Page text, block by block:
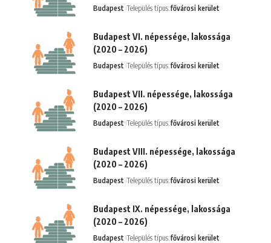
Budapest Település típus:fővárosi kerület
Budapest VI. népessége, lakossága
(2020 – 2026)
Budapest Település típus:fővárosi kerület
Budapest VII. népessége, lakossága
(2020 – 2026)
Budapest Település típus:fővárosi kerület
Budapest VIII. népessége, lakossága
(2020 – 2026)
Budapest Település típus:fővárosi kerület
Budapest IX. népessége, lakossága
(2020 – 2026)
Budapest Település típus:fővárosi kerület